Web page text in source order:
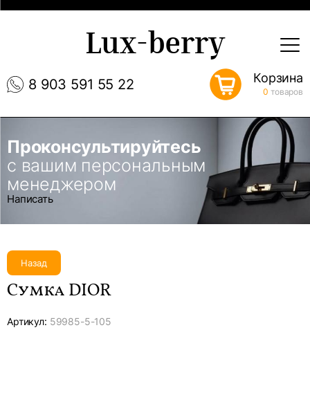
8 903 591 55 22
Lux-berry
Корзина
0 товаров
Проконсультируйтесь
с вашим персональным
менеджером
Написать
Назад
Сумка DIOR
Артикул: 59985-5-105